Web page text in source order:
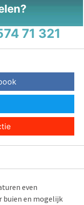
71 321
even
buien en mogelijk